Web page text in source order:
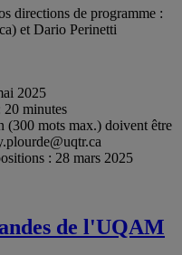
directions de programme :
et Dario Perinetti
2025
minutes
mots max.) doivent être
: 28 mars 2025
de l'UQAM